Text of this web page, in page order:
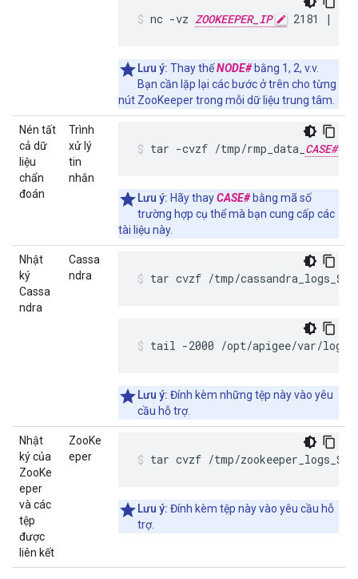
nc -vz ZOOKEEPER_IP 2181 | tee
Lưu ý: Thay thếNODE#bằng 1, 2, v.v.
Bạn cần lặp lại các bước ở trên cho từng
nút ZooKeeper trong mỗi dữ liệu trung tâm.
Nén tất
cả dữ
liệu
chẩn
đoán
Trình
xử lý
tin
nhắn
tar -cvzf /tmp/rmp_data_ CASE#
Lưu ý: Hãy thayCASE#bằng mã số
trường hợp cụ thể mà bạn cung cấp các
tài liệu này.
Nhật
ký
Cassa
ndra
Cassa
ndra
tar cvzf /tmp/
tail -2000 /opt/apigee/var/log/
Lưu ý: Đính kèm những tệp này vào yêu
cầu hỗ trợ.
Nhật
ký của
ZooKe
eper
và các
tệp
được
liên kết
ZooKe
eper
tar cvzf /tmp/
Lưu ý: Đính kèm tệp này vào yêu cầu hỗ
trợ.